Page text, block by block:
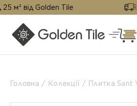
Tile
Головна Колекції Плитка Sant